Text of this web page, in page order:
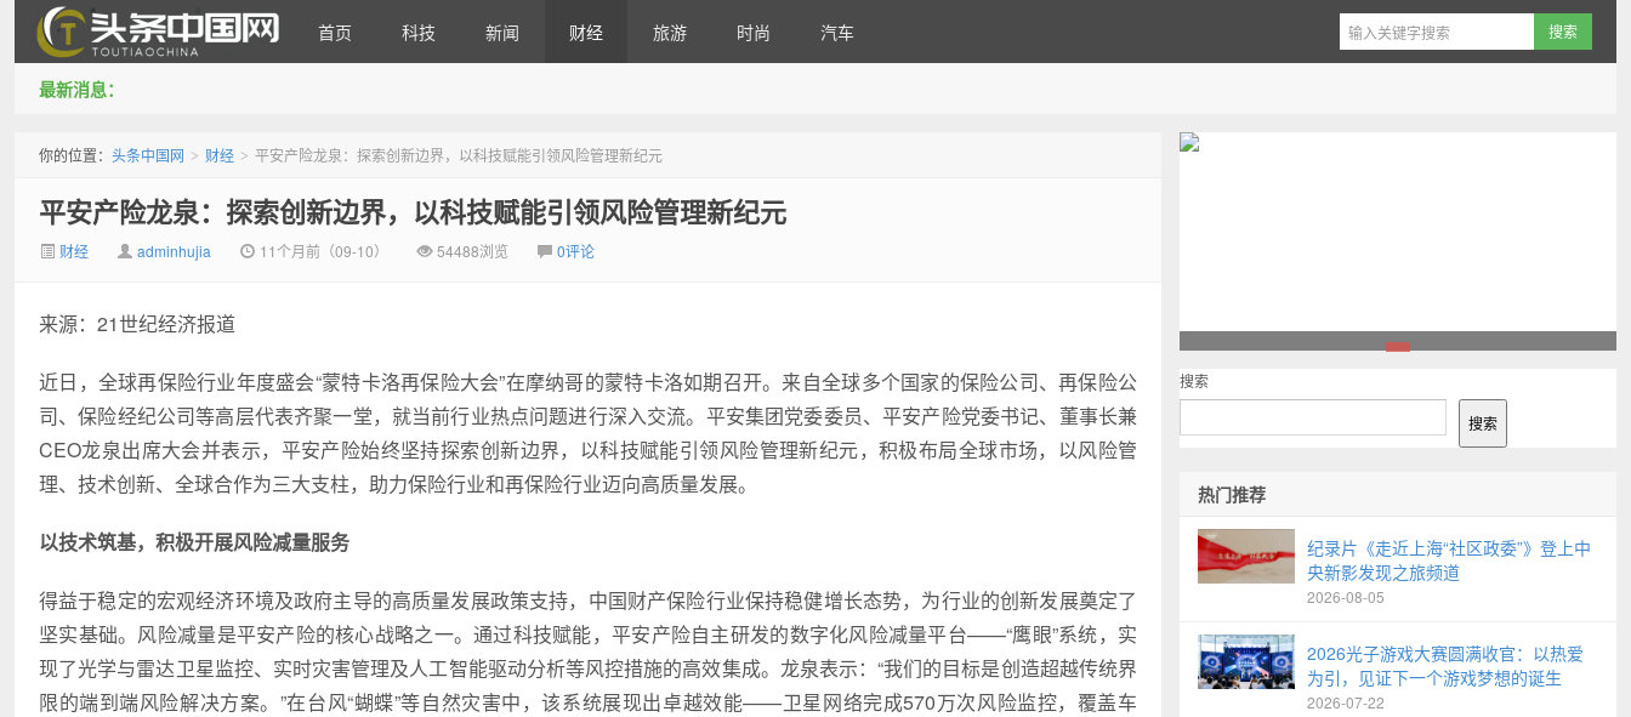
首页 科技 新闻 财经 旅游 时尚 汽车
最新消息：
你的位置： 头条中国网 > 财经 > 平安产险龙泉：探索创新边界，以科技赋能引领风险管理新纪元
平安产险龙泉：探索创新边界，以科技赋能引领风险管理新纪元
财经 adminhujia 11个月前（09-10） 54488浏览 0评论
来源：21世纪经济报道
近日，全球再保险行业年度盛会“蒙特卡洛再保险大会”在摩纳哥的蒙特卡洛如期召开。来自全球多个国家的保险公司、再保险公
司、保险经纪公司等高层代表齐聚一堂，就当前行业热点问题进行深入交流。平安集团党委委员、平安产险党委书记、董事长兼
CEO龙泉出席大会并表示，平安产险始终坚持探索创新边界，以科技赋能引领风险管理新纪元，积极布局全球市场，以风险管
理、技术创新、全球合作为三大支柱，助力保险行业和再保险行业迈向高质量发展。
以技术筑基，积极开展风险减量服务
得益于稳定的宏观经济环境及政府主导的高质量发展政策支持，中国财产保险行业保持稳健增长态势，为行业的创新发展奠定了
坚实基础。风险减量是平安产险的核心战略之一。通过科技赋能，平安产险自主研发的数字化风险减量平台——“鹰眼”系统，实
现了光学与雷达卫星监控、实时灾害管理及人工智能驱动分析等风控措施的高效集成。龙泉表示：“我们的目标是创造超越传统界
限的端到端风险解决方案。”在台风“蝴蝶”等自然灾害中，该系统展现出卓越效能——卫星网络完成570万次风险监控，覆盖车
搜索
搜索
热门推荐
纪录片《走近上海“社区政委”》登上中
央新影发现之旅频道
2026-08-05
2026光子游戏大赛圆满收官：以热爱
为引，见证下一个游戏梦想的诞生
2026-07-22